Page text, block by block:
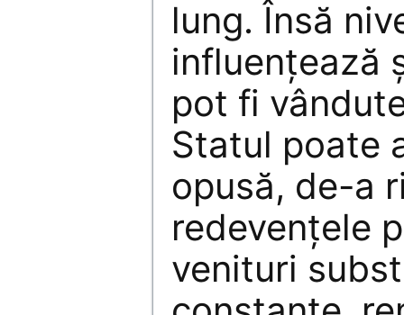
lung. Însă
influenţează
pot fi
Statul poate
opusă, de-a
redevenţele
venituri